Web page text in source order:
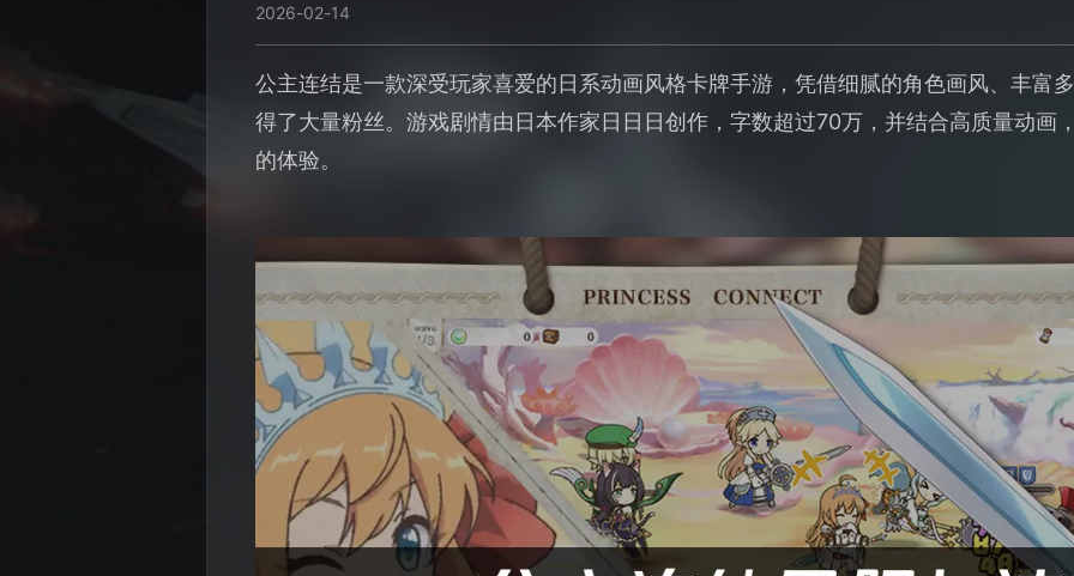
2026-02-14
公主连结是一款深受玩家喜爱的日系动画风格卡牌手游，凭借细腻的角色画风、丰富
得了大量粉丝。游戏剧情由日本作家日日日创作，字数超过70万，并结合高质量动画
的体验。